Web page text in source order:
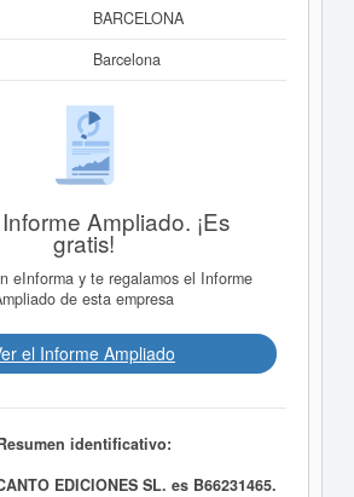
BARCELONA
Barcelona
Ampliado. ¡Es
gratis!
eInforma y te regalamos el Informe
de esta empresa
el Informe Ampliado
identificativo:
EDICIONES SL. es B66231465.